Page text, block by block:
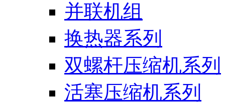
并联机组
换热器系列
双螺杆压缩机系列
活塞压缩机系列